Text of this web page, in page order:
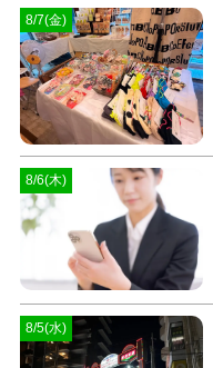
8/7(金)
8/6(木)
8/5(水)